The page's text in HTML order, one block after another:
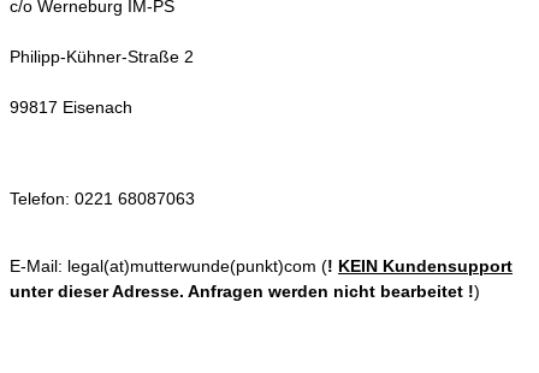
c/o Werneburg IM-PS
Philipp-Kühner-Straße 2
99817 Eisenach
Telefon: 0221 68087063
E-Mail: legal(at)mutterwunde(punkt)com (! KEIN Kundensupport
unter dieser Adresse. Anfragen werden nicht bearbeitet !)